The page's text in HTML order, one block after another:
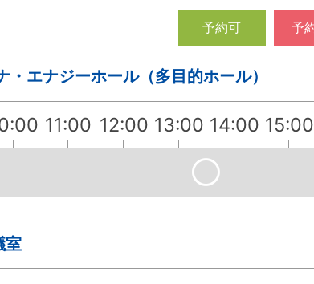
予約可 予
エナジーホール（多目的ホール）
11:00 12:00 13:00 14:00 15:00
室